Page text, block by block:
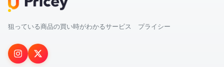
狙っている商品の買い時がわかるサービス プライシー